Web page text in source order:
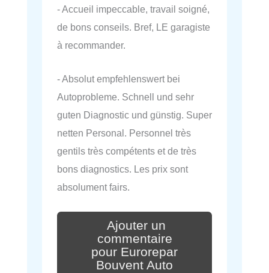
- Accueil impeccable, travail soigné,
de bons conseils. Bref, LE garagiste
à recommander.
- Absolut empfehlenswert bei
Autoprobleme. Schnell und sehr
guten Diagnostic und günstig. Super
netten Personal. Personnel très
gentils très compétents et de très
bons diagnostics. Les prix sont
absolument fairs.
Ajouter un
commentaire
pour Eurorepar
Bouvent Auto